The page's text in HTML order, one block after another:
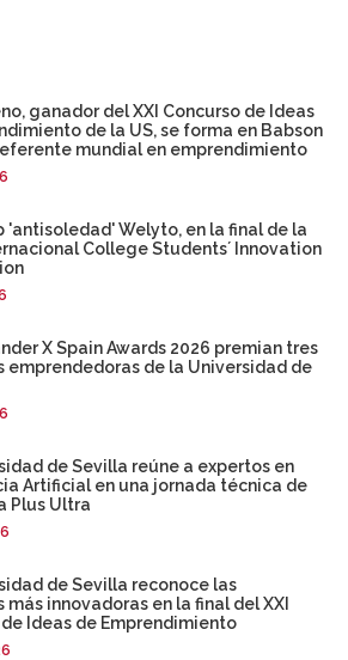
ganador del XXI Concurso de Ideas
de la US, se forma en Babson
mundial en emprendimiento
'antisoledad' Welyto, en la final de la
College Students´ Innovation
X Spain Awards 2026 premian tres
emprendedoras de la Universidad de
de Sevilla reúne a expertos en
Artificial en una jornada técnica de
Plus Ultra
de Sevilla reconoce las
innovadoras en la final del XXI
Ideas de Emprendimiento